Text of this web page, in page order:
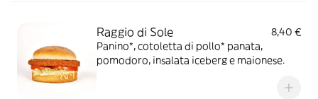
Raggio di Sole
8,40 €
Panino*, cotoletta di pollo* panata,
pomodoro, insalata iceberg e maionese.